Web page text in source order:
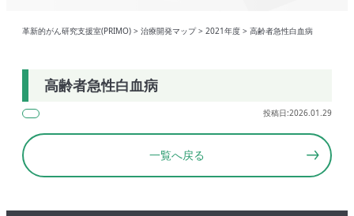
革新的がん研究支援室(PRIMO) > 治療開発マップ> 2021年度 > 高齢者急性白血病
高齢者急性白血病
投稿日:2026.01.29
一覧へ戻る